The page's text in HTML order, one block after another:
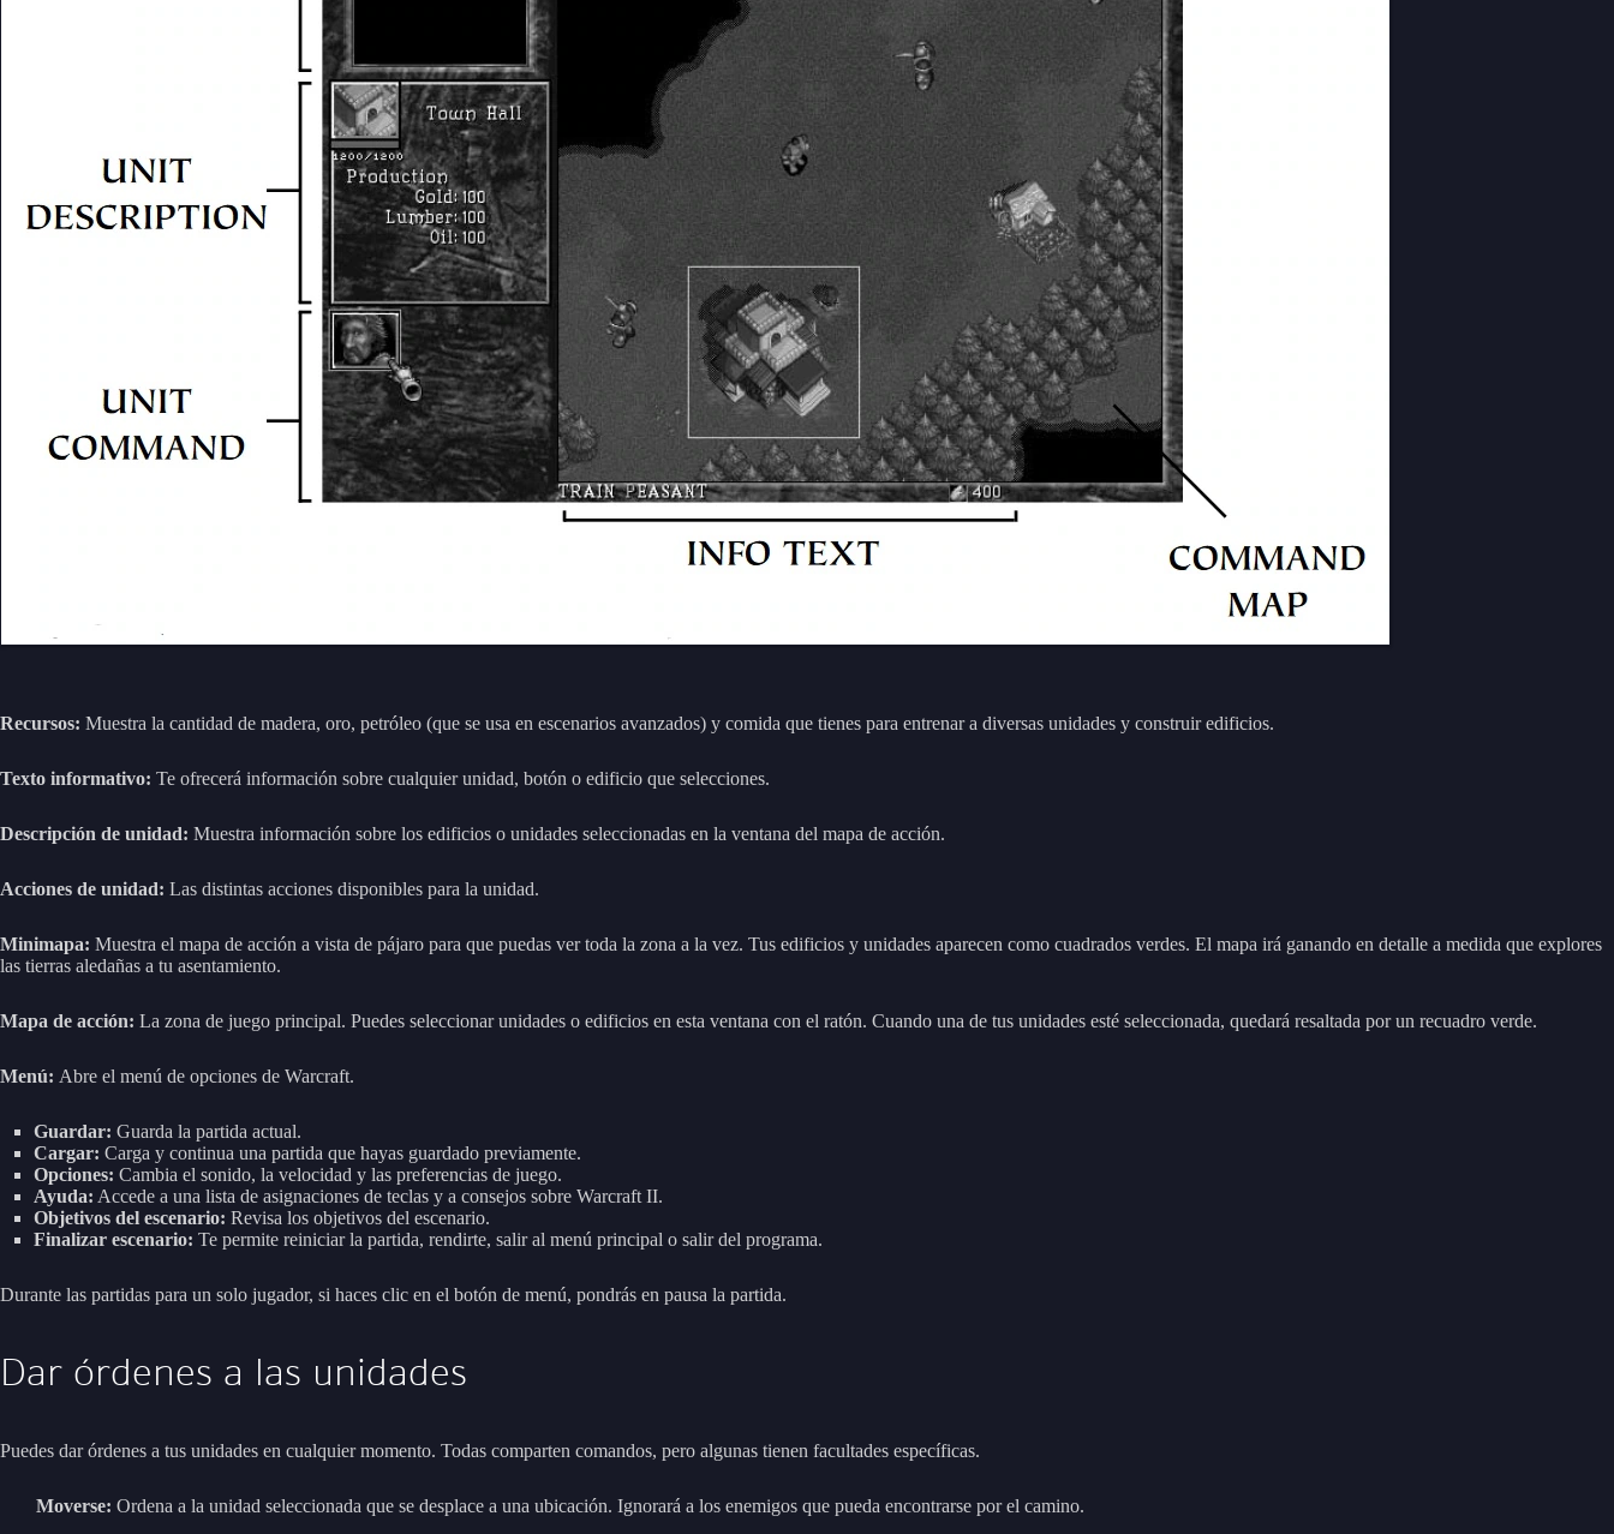
Recursos: Muestra la cantidad de madera, oro, petróleo (que se usa en escenarios avanzados) y comida que tienes para entrenar a diversas unidades y construir edificios.
Texto informativo: Te ofrecerá información sobre cualquier unidad, botón o edificio que selecciones.
Descripción de unidad: Muestra información sobre los edificios o unidades seleccionadas en la ventana del mapa de acción.
Acciones de unidad: Las distintas acciones disponibles para la unidad.
Minimapa: Muestra el mapa de acción a vista de pájaro para que puedas ver toda la zona a la vez. Tus edificios y unidades aparecen como cuadrados verdes. El mapa irá ganando en detalle a medida que explores
las tierras aledañas a tu asentamiento.
Mapa de acción: La zona de juego principal. Puedes seleccionar unidades o edificios en esta ventana con el ratón. Cuando una de tus unidades esté seleccionada, quedará resaltada por un recuadro verde.
Menú: Abre el menú de opciones de Warcraft.
Guardar: Guarda la partida actual.
Cargar: Carga y continua una partida que hayas guardado previamente.
Opciones: Cambia el sonido, la velocidad y las preferencias de juego.
Ayuda: Accede a una lista de asignaciones de teclas y a consejos sobre Warcraft II.
Objetivos del escenario: Revisa los objetivos del escenario.
Finalizar escenario: Te permite reiniciar la partida, rendirte, salir al menú principal o salir del programa.
Durante las partidas para un solo jugador, si haces clic en el botón de menú, pondrás en pausa la partida.
Dar órdenes a las unidades
Puedes dar órdenes a tus unidades en cualquier momento. Todas comparten comandos, pero algunas tienen facultades específicas.
Moverse: Ordena a la unidad seleccionada que se desplace a una ubicación. Ignorará a los enemigos que pueda encontrarse por el camino.